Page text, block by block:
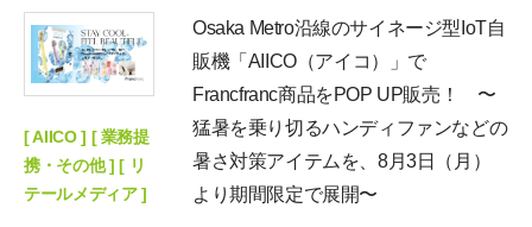
[ AIICO ] [ 業務提
携・その他 ] [ リ
テールメディア ]
Osaka Metro沿線のサイネージ型IoT自
販機「AIICO（アイコ）」で
Francfranc商品をPOP UP販売！ 〜
猛暑を乗り切るハンディファンなどの
暑さ対策アイテムを、8月3日（月）
より期間限定で展開〜